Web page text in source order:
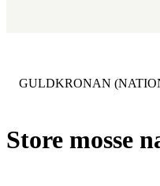
Store mosse
KATEGORI:
GULDKRONAN